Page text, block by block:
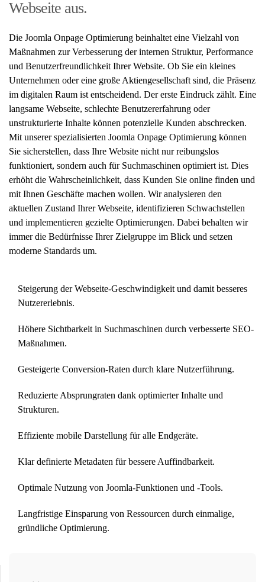
Webseite aus.
Die Joomla Onpage Optimierung beinhaltet eine Vielzahl von
Maßnahmen zur Verbesserung der internen Struktur, Performance
und Benutzerfreundlichkeit Ihrer Website. Ob Sie ein kleines
Unternehmen oder eine große Aktiengesellschaft sind, die Präsenz
im digitalen Raum ist entscheidend. Der erste Eindruck zählt. Eine
langsame Webseite, schlechte Benutzererfahrung oder
unstrukturierte Inhalte können potenzielle Kunden abschrecken.
Mit unserer spezialisierten Joomla Onpage Optimierung können
Sie sicherstellen, dass Ihre Website nicht nur reibungslos
funktioniert, sondern auch für Suchmaschinen optimiert ist. Dies
erhöht die Wahrscheinlichkeit, dass Kunden Sie online finden und
mit Ihnen Geschäfte machen wollen. Wir analysieren den
aktuellen Zustand Ihrer Webseite, identifizieren Schwachstellen
und implementieren gezielte Optimierungen. Dabei behalten wir
immer die Bedürfnisse Ihrer Zielgruppe im Blick und setzen
moderne Standards um.
Steigerung der Webseite-Geschwindigkeit und damit besseres
Nutzererlebnis.
Höhere Sichtbarkeit in Suchmaschinen durch verbesserte SEO-
Maßnahmen.
Gesteigerte Conversion-Raten durch klare Nutzerführung.
Reduzierte Absprungraten dank optimierter Inhalte und
Strukturen.
Effiziente mobile Darstellung für alle Endgeräte.
Klar definierte Metadaten für bessere Auffindbarkeit.
Optimale Nutzung von Joomla-Funktionen und -Tools.
Langfristige Einsparung von Ressourcen durch einmalige,
gründliche Optimierung.